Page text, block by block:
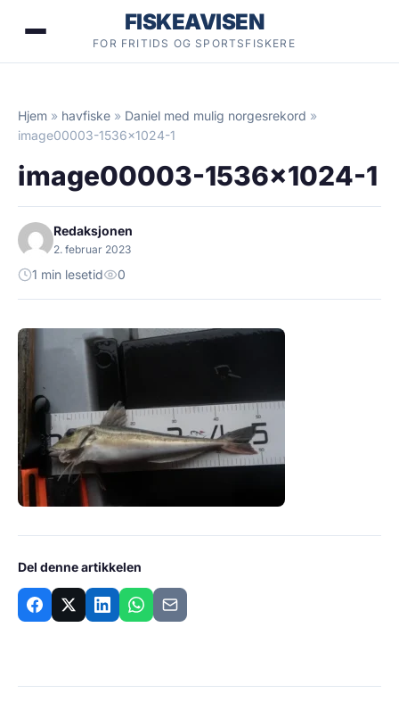
FISKEAVISEN
FOR FRITIDS OG SPORTSFISKERE
Hjem » havfiske » Daniel med mulig norgesrekord »
image00003-1536×1024-1
image00003-1536×1024-1
Redaksjonen
2. februar 2023
1 min lesetid 0
Del denne artikkelen